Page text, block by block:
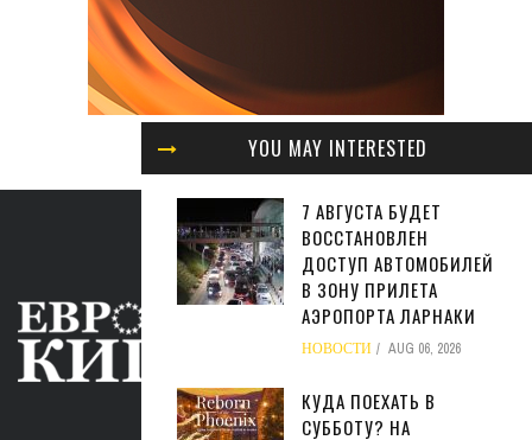
YOU MAY INTERESTED
7 АВГУСТА БУДЕТ
ВОССТАНОВЛЕН
ДОСТУП АВТОМОБИЛЕЙ
В ЗОНУ ПРИЛЕТА
АЭРОПОРТА ЛАРНАКИ
НОВОСТИ AUG 06, 2026
КУДА ПОЕХАТЬ В
СУББОТУ? НА
ABOUT US